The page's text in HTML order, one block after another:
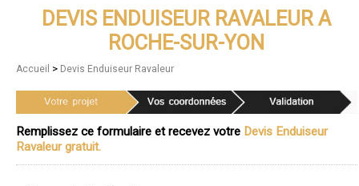
DEVIS ENDUISEUR RAVALEUR A
ROCHE-SUR-YON
Accueil > Devis Enduiseur Ravaleur
Remplissez ce formulaire et recevez votre Devis Enduiseur
Ravaleur gratuit.